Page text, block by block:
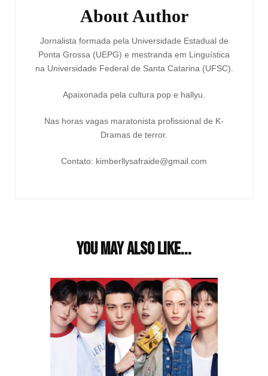
About Author
Jornalista formada pela Universidade Estadual de
Ponta Grossa (UEPG) e mestranda em Linguística
na Universidade Federal de Santa Catarina (UFSC).
Apaixonada pela cultura pop e hallyu.
Nas horas vagas maratonista profissional de K-
Dramas de terror.
Contato: kimberllysafraide@gmail.com
You may also like...